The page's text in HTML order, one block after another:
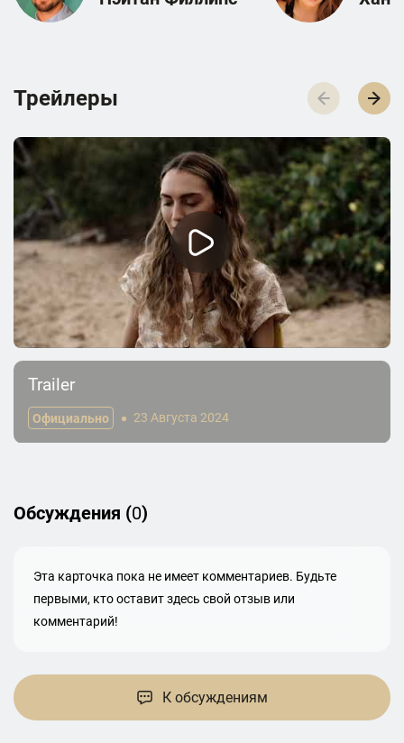
Трейлеры
Trailer
Официально 23 Августа 2024
Обсуждения (0)
Эта карточка пока не имеет комментариев. Будьте
первыми, кто оставит здесь свой отзыв или
комментарий!
К обсуждениям